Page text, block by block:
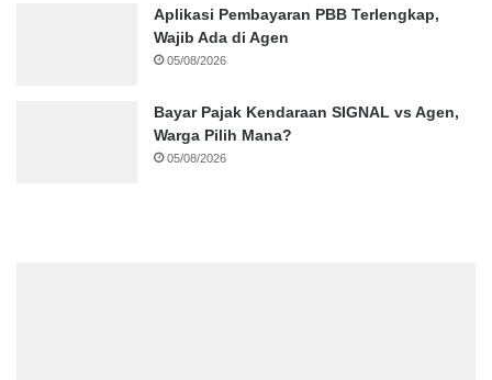
Aplikasi Pembayaran PBB Terlengkap,
Wajib Ada di Agen
05/08/2026
Bayar Pajak Kendaraan SIGNAL vs Agen,
Warga Pilih Mana?
05/08/2026